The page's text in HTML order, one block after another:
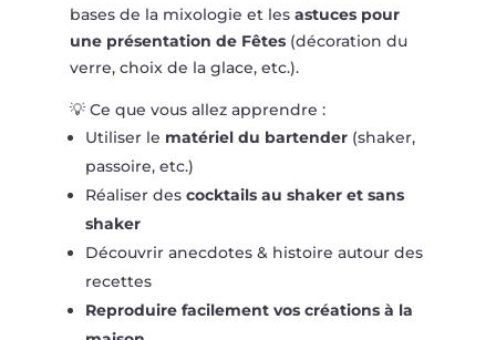
bases de la mixologie et les astuces pour
une présentation de Fêtes(décoration du
verre, choix de la glace, etc.).
💡 Ce que vous allez apprendre :
Utiliser le matériel du bartender(shaker,
passoire, etc.)
Réaliser des cocktails au shaker et sans
shaker
Découvrir anecdotes & histoire autour des
recettes
Reproduire facilement vos créations à la